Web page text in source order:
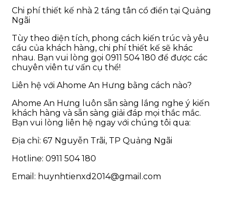
Chi phí thiết kế nhà 2 tầng tân cổ điển tại Quảng
Ngãi
Tùy theo diện tích, phong cách kiến trúc và yêu
cầu của khách hàng, chi phí thiết kế sẽ khác
nhau. Bạn vui lòng gọi 0911 504 180 để được các
chuyên viên tư vấn cụ thể!
Liên hệ với Ahome An Hưng bằng cách nào?
Ahome An Hưng luôn sẵn sàng lắng nghe ý kiến
khách hàng và sẵn sàng giải đáp mọi thắc mắc.
Bạn vui lòng liên hệ ngay với chúng tôi qua:
Địa chỉ: 67 Nguyễn Trãi, TP Quảng Ngãi
Hotline: 0911 504 180
Email: huynhtienxd2014@gmail.com